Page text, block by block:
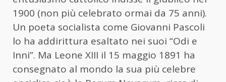
1900 (non più celebrato ormai da 75 anni).
Un poeta socialista come Giovanni Pascoli
lo ha addirittura esaltato nei suoi “Odi e
Inni”. Ma Leone XIII il 15 maggio 1891 ha
consegnato al mondo la sua più celebre